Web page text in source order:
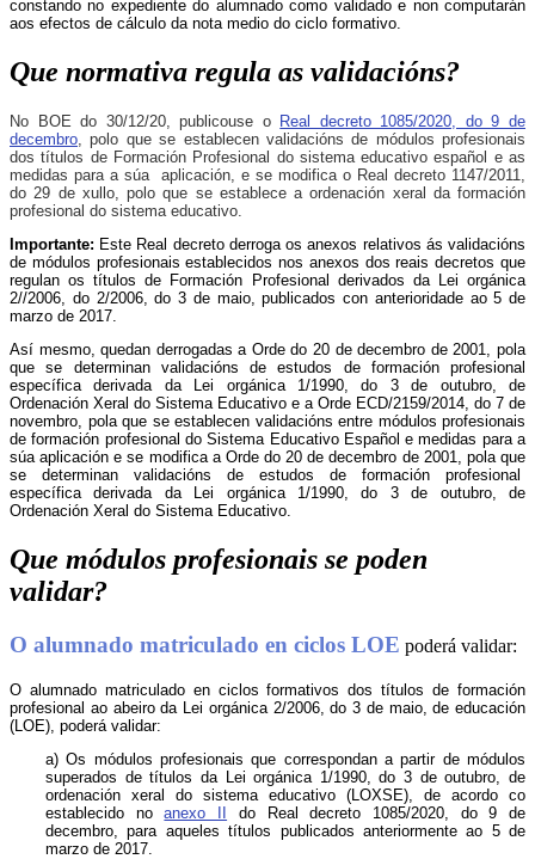
constando no expediente do alumnado como validado e non computarán
aos efectos de cálculo da nota medio do ciclo formativo.
Que normativa regula as validacións?
No BOE do 30/12/20, publicouse o Real decreto 1085/2020, do 9 de
decembro, polo que se establecen validacións de módulos profesionais
dos títulos de Formación Profesional do sistema educativo español e as
medidas para a súa aplicación, e se modifica o Real decreto 1147/2011,
do 29 de xullo, polo que se establece a ordenación xeral da formación
profesional do sistema educativo.
Importante: Este Real decreto derroga os anexos relativos ás validacións
de módulos profesionais establecidos nos anexos dos reais decretos que
regulan os títulos de Formación Profesional derivados da Lei orgánica
2//2006, do 2/2006, do 3 de maio, publicados con anterioridade ao 5 de
marzo de 2017.
Así mesmo, quedan derrogadas a Orde do 20 de decembro de 2001, pola
que se determinan validacións de estudos de formación profesional
específica derivada da Lei orgánica 1/1990, do 3 de outubro, de
Ordenación Xeral do Sistema Educativo e a Orde ECD/2159/2014, do 7 de
novembro, pola que se establecen validacións entre módulos profesionais
de formación profesional do Sistema Educativo Español e medidas para a
súa aplicación e se modifica a Orde do 20 de decembro de 2001, pola que
se determinan validacións de estudos de formación profesional
específica derivada da Lei orgánica 1/1990, do 3 de outubro, de
Ordenación Xeral do Sistema Educativo.
Que módulos profesionais se poden
validar?
O alumnado matriculado en ciclos LOE poderá validar:
O alumnado matriculado en ciclos formativos dos títulos de formación
profesional ao abeiro da Lei orgánica 2/2006, do 3 de maio, de educación
(LOE), poderá validar:
a) Os módulos profesionais que correspondan a partir de módulos
superados de títulos da Lei orgánica 1/1990, do 3 de outubro, de
ordenación xeral do sistema educativo (LOXSE), de acordo co
establecido noanexo II do Real decreto 1085/2020, do 9 de
decembro, para aqueles títulos publicados anteriormente ao 5 de
marzo de 2017.